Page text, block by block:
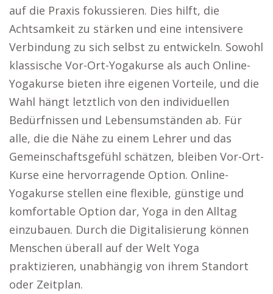
auf die Praxis fokussieren. Dies hilft, die
Achtsamkeit zu stärken und eine intensivere
Verbindung zu sich selbst zu entwickeln. Sowohl
klassische Vor-Ort-Yogakurse als auch Online-
Yogakurse bieten ihre eigenen Vorteile, und die
Wahl hängt letztlich von den individuellen
Bedürfnissen und Lebensumständen ab. Für
alle, die die Nähe zu einem Lehrer und das
Gemeinschaftsgefühl schätzen, bleiben Vor-Ort-
Kurse eine hervorragende Option. Online-
Yogakurse stellen eine flexible, günstige und
komfortable Option dar, Yoga in den Alltag
einzubauen. Durch die Digitalisierung können
Menschen überall auf der Welt Yoga
praktizieren, unabhängig von ihrem Standort
oder Zeitplan.